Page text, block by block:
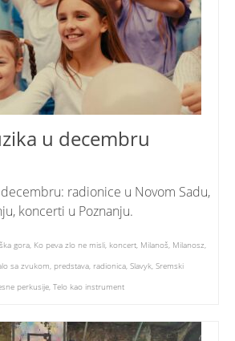
u decembru
radionice u Novom Sadu,
koncerti u Poznanju.
gora, Ko peva zlo ne misli, koncert, Milanoš, Milanosz,
sa zvukom, predstava, radionica, Slavyk, Sremski
perkusije, Telo kao instrument